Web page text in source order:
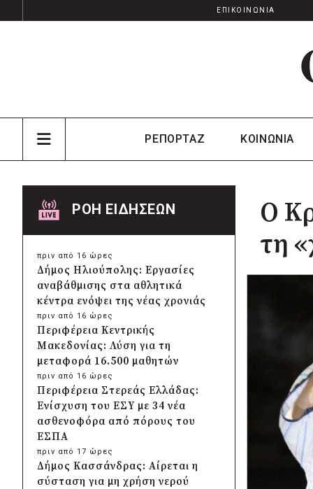
ΕΠΙΚΟΙΝΩΝΙΑ
ΡΕΠΟΡΤΑΖ ΚΟΙΝΩΝΙΑ
Ο
τη
ΡΟΗ ΕΙΔΗΣΕΩΝ
πριν από 16 ώρες
Δήμος Ηλιούπολης: Εργασίες
αναβάθμισης στα αθλητικά
κέντρα ενόψει της νέας χρονιάς
πριν από 16 ώρες
Περιφέρεια Κεντρικής
Μακεδονίας: Λύση για τη
μεταφορά 16.500 μαθητών
πριν από 16 ώρες
Περιφέρεια Στερεάς Ελλάδας:
Ενίσχυση του ΕΣΥ με 34 νέα
ασθενοφόρα από πόρους του
ΕΣΠΑ
πριν από 17 ώρες
Δήμος Κασσάνδρας: Αίρεται η
σύσταση για μη χρήση νερού